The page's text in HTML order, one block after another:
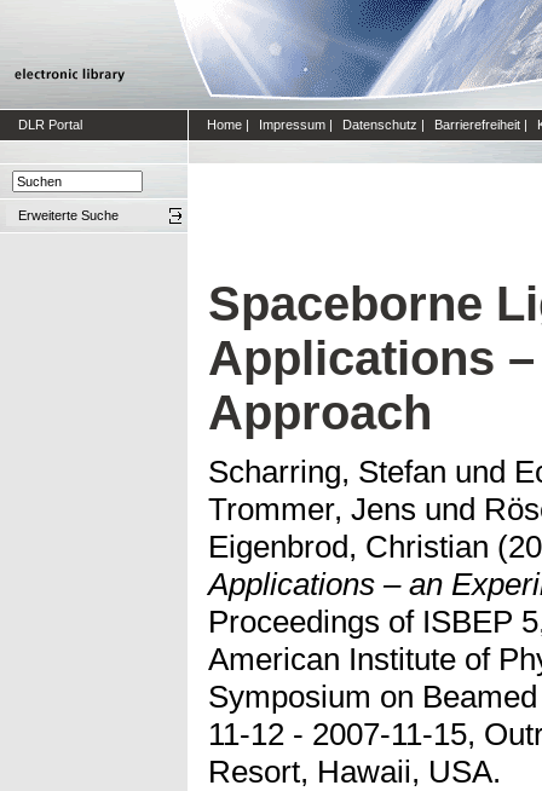
DLR Portal Home | Impressum | Datenschutz | Barrierefreiheit |
Erweiterte Suche
Spaceborne
Applications
Approach
Scharring, Stefan und
Trommer, Jens und
Eigenbrod, Christian
Applications – an
Proceedings of ISBEP
American Institute of
Symposium on
11-12 - 2007-11-15,
Resort, Hawaii, USA.